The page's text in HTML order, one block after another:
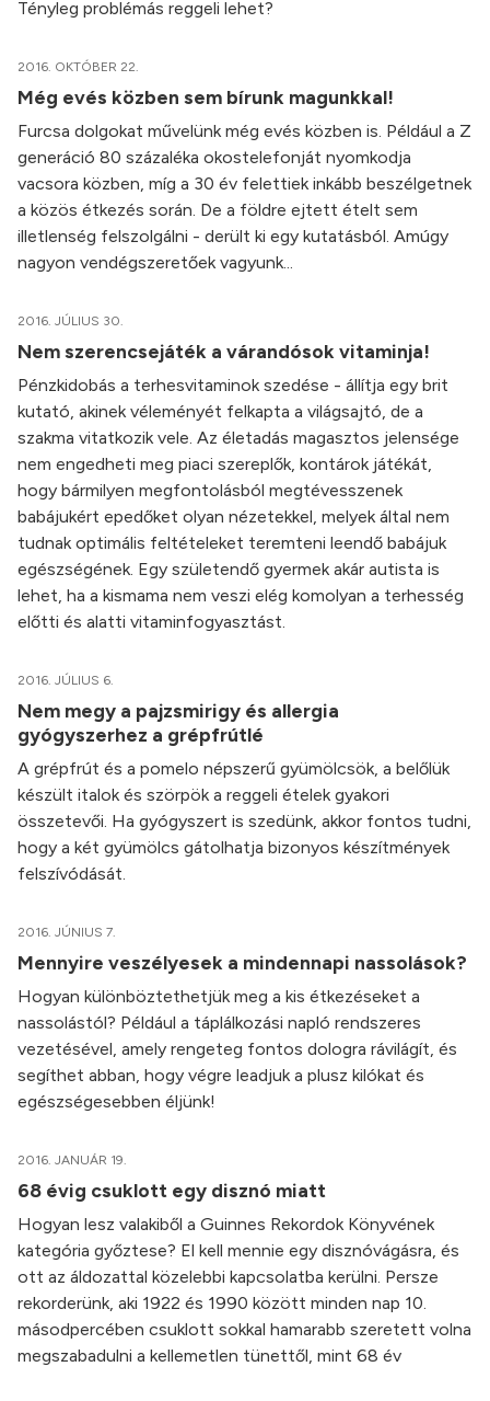
Tényleg problémás reggeli lehet?
2016. OKTÓBER 22.
Még evés közben sem bírunk magunkkal!
Furcsa dolgokat művelünk még evés közben is. Például a Z
generáció 80 százaléka okostelefonját nyomkodja
vacsora közben, míg a 30 év felettiek inkább beszélgetnek
a közös étkezés során. De a földre ejtett ételt sem
illetlenség felszolgálni - derült ki egy kutatásból. Amúgy
nagyon vendégszeretőek vagyunk...
2016. JÚLIUS 30.
Nem szerencsejáték a várandósok vitaminja!
Pénzkidobás a terhesvitaminok szedése - állítja egy brit
kutató, akinek véleményét felkapta a világsajtó, de a
szakma vitatkozik vele. Az életadás magasztos jelensége
nem engedheti meg piaci szereplők, kontárok játékát,
hogy bármilyen megfontolásból megtévesszenek
babájukért epedőket olyan nézetekkel, melyek által nem
tudnak optimális feltételeket teremteni leendő babájuk
egészségének. Egy születendő gyermek akár autista is
lehet, ha a kismama nem veszi elég komolyan a terhesség
előtti és alatti vitaminfogyasztást.
2016. JÚLIUS 6.
Nem megy a pajzsmirigy és allergia
gyógyszerhez a grépfrútlé
A grépfrút és a pomelo népszerű gyümölcsök, a belőlük
készült italok és szörpök a reggeli ételek gyakori
összetevői. Ha gyógyszert is szedünk, akkor fontos tudni,
hogy a két gyümölcs gátolhatja bizonyos készítmények
felszívódását.
2016. JÚNIUS 7.
Mennyire veszélyesek a mindennapi nassolások?
Hogyan különböztethetjük meg a kis étkezéseket a
nassolástól? Például a táplálkozási napló rendszeres
vezetésével, amely rengeteg fontos dologra rávilágít, és
segíthet abban, hogy végre leadjuk a plusz kilókat és
egészségesebben éljünk!
2016. JANUÁR 19.
68 évig csuklott egy disznó miatt
Hogyan lesz valakiből a Guinnes Rekordok Könyvének
kategória győztese? El kell mennie egy disznóvágásra, és
ott az áldozattal közelebbi kapcsolatba kerülni. Persze
rekorderünk, aki 1922 és 1990 között minden nap 10.
másodpercében csuklott sokkal hamarabb szeretett volna
megszabadulni a kellemetlen tünettől, mint 68 év